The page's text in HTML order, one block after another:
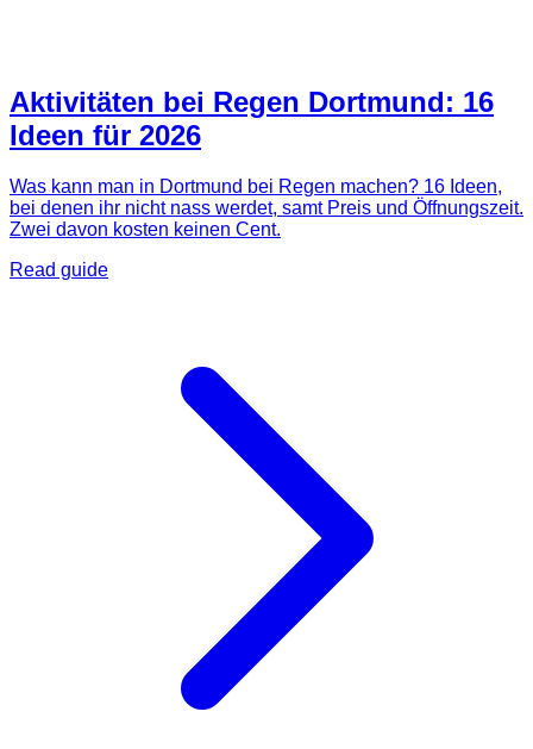
Aktivitäten bei Regen Dortmund: 16
Ideen für 2026
Was kann man in Dortmund bei Regen machen? 16 Ideen,
bei denen ihr nicht nass werdet, samt Preis und Öffnungszeit.
Zwei davon kosten keinen Cent.
Read guide